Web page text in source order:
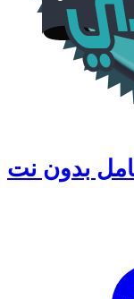
بدون نت